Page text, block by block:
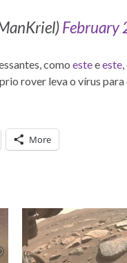
February
como esteeeste
rover leva o vírus para
More